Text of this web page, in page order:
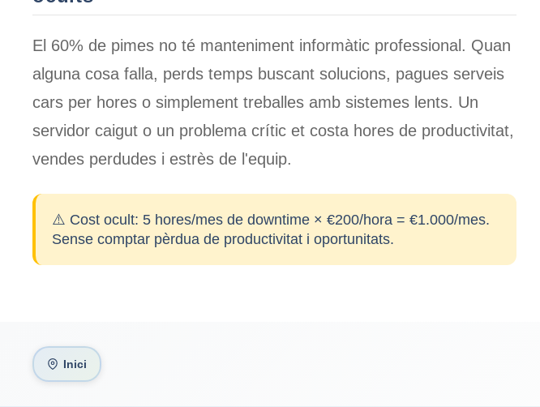
El 60% de pimes no té manteniment informàtic professional. Quan
alguna cosa falla, perds temps buscant solucions, pagues serveis
cars per hores o simplement treballes amb sistemes lents. Un
servidor caigut o un problema crític et costa hores de productivitat,
vendes perdudes i estrès de l'equip.
⚠️ Cost ocult: 5 hores/mes de downtime × €200/hora = €1.000/mes.
Sense comptar pèrdua de productivitat i oportunitats.
Inici